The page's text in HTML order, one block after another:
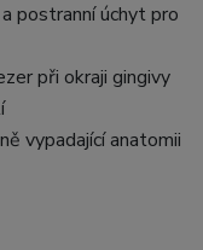
postranní úchyt pro
při okraji gingivy
vypadající anatomii